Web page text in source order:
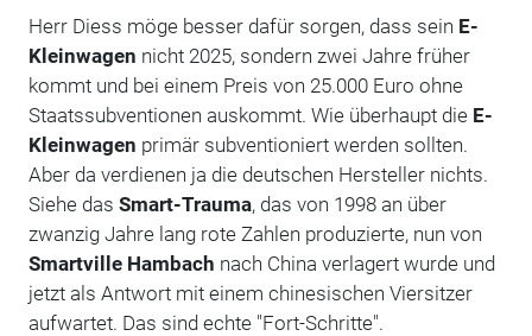
Herr Diess möge besser dafür sorgen, dass sein E-
Kleinwagen nicht 2025, sondern zwei Jahre früher
kommt und bei einem Preis von 25.000 Euro ohne
Staatssubventionen auskommt. Wie überhaupt die E-
Kleinwagen primär subventioniert werden sollten.
Aber da verdienen ja die deutschen Hersteller nichts.
Siehe das Smart-Trauma, das von 1998 an über
zwanzig Jahre lang rote Zahlen produzierte, nun von
Smartville Hambach nach China verlagert wurde und
jetzt als Antwort mit einem chinesischen Viersitzer
aufwartet. Das sind echte "Fort-Schritte".